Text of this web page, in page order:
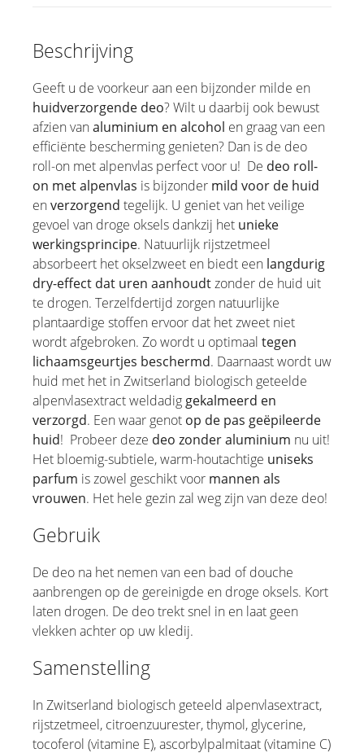
Beschrijving
Geeft u de voorkeur aan een bijzonder milde en
huidverzorgende deo? Wilt u daarbij ook bewust
afzien vanaluminium en alcohol en graag van een
efficiënte bescherming genieten? Dan is de deo
roll-on met alpenvlas perfect voor u! De deo roll-
on met alpenvlas is bijzonder mild voor de huid
enverzorgend tegelijk. U geniet van het veilige
gevoel van droge oksels dankzij het unieke
werkingsprincipe. Natuurlijk rijstzetmeel
absorbeert het okselzweet en biedt een langdurig
dry-effect dat uren aanhoudtzonder de huid uit
te drogen. Terzelfdertijd zorgen natuurlijke
plantaardige stoffen ervoor dat het zweet niet
wordt afgebroken. Zo wordt u optimaal tegen
lichaamsgeurtjes beschermd. Daarnaast wordt uw
huid met het in Zwitserland biologisch geteelde
alpenvlasextract weldadig gekalmeerd en
verzorgd. Een waar genot op de pas geëpileerde
huid! Probeer deze deo zonder aluminium nu uit!
Het bloemig-subtiele, warm-houtachtige uniseks
parfum is zowel geschikt voor mannen als
vrouwen. Het hele gezin zal weg zijn van deze deo!
Gebruik
De deo na het nemen van een bad of douche
aanbrengen op de gereinigde en droge oksels. Kort
laten drogen. De deo trekt snel in en laat geen
vlekken achter op uw kledij.
Samenstelling
In Zwitserland biologisch geteeld alpenvlasextract,
rijstzetmeel, citroenzuurester, thymol, glycerine,
tocoferol (vitamine E), ascorbylpalmitaat (vitamine C)